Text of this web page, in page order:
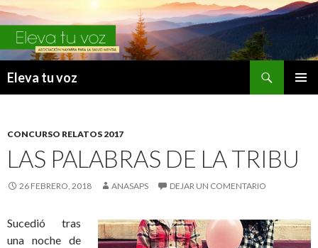
Eleva tu voz
CONCURSO RELATOS 2017
LAS PALABRAS DE LA TRIBU
26 FEBRERO, 2018 ANASAPS DEJAR UN COMENTARIO
Sucedió tras
una noche de